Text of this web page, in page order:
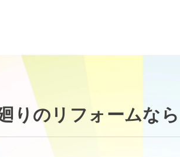
りのリフォームなら